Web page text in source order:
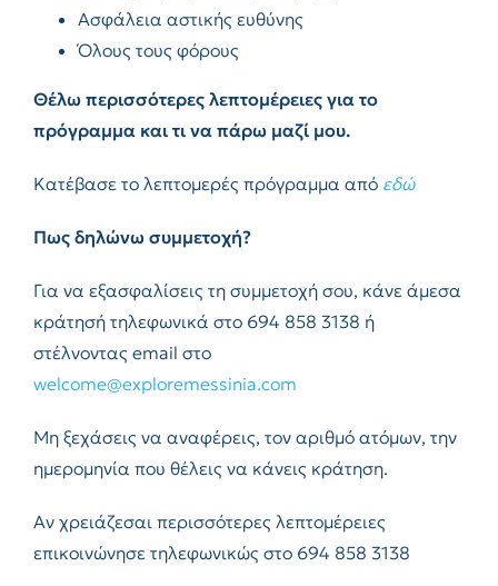
Ασφάλεια αστικής ευθύνης
Όλους τους φόρους
Θέλω περισσότερες λεπτομέρειες για το
πρόγραμμα και τι να πάρω μαζί μου.
Κατέβασε το λεπτομερές πρόγραμμα από εδώ
Πως δηλώνω συμμετοχή?
Για να εξασφαλίσεις τη συμμετοχή σου, κάνε άμεσα
κράτησή τηλεφωνικά στο 694 858 3138 ή
στέλνοντας email στο
welcome@exploremessinia.com
Μη ξεχάσεις να αναφέρεις, τον αριθμό ατόμων, την
ημερομηνία που θέλεις να κάνεις κράτηση.
Αν χρειάζεσαι περισσότερες λεπτομέρειες
επικοινώνησε τηλεφωνικώς στο 694 858 3138